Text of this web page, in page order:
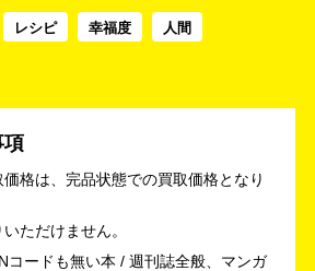
レシピ 幸福度 人間
項
格は、完品状態での買取価格となり
ただけません。
コードも無い本 / 週刊誌全般、マンガ